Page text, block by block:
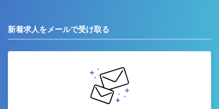
新着求人をメールで受け取る